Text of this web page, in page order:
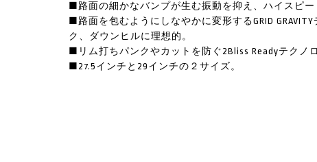
■路面の細かなバンプが生む振動を抑え、ハイスピー
■路面を包むようにしなやかに変形するGRID
ク、ダウンヒルに理想的。
■リム打ちパンクやカットを防ぐ2Bliss Readyテクノ
■27.5インチと29インチの２サイズ。